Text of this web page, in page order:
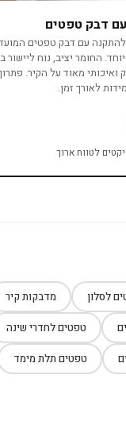
דבק טפטים
עם דבק טפטים
החומר יציב, נוח
ואיכותי מאוד על הקיר.
לאורך זמן.
לטווח ארוך
לסלון מדבקות קיר
טפטים לחדרי שינה
טפטים תלת מימד